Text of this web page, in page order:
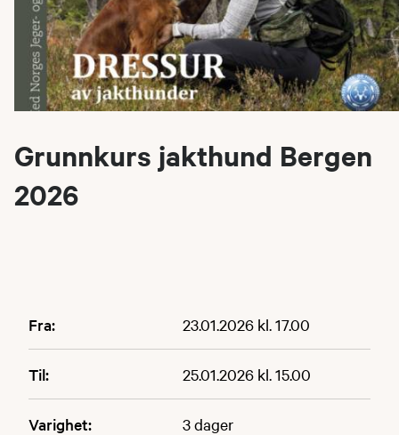
Grunnkurs jakthund Bergen
2026
Fra: 23.01.2026 kl. 17.00
Til: 25.01.2026 kl. 15.00
Varighet: 3 dager